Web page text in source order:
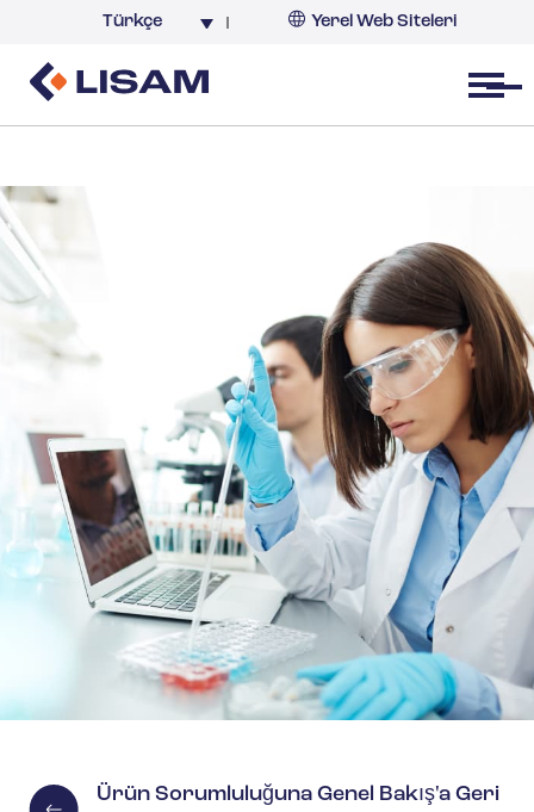
Türkçe Yerel Web Siteleri
Open menu
Ürün Sorumluluğuna Genel Bakış'a Geri